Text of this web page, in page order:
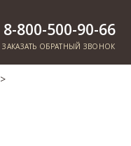
8-800-500-90-66
ЗАКАЗАТЬ ОБРАТНЫЙ ЗВОНОК
>